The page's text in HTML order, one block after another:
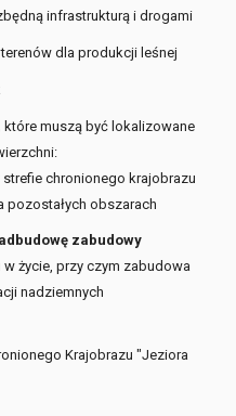
infrastrukturą i drogami
dla produkcji leśnej
które muszą być lokalizowane
chronionego krajobrazu
pozostałych obszarach
zabudowy
życie, przy czym zabudowa
nadziemnych
Krajobrazu "Jeziora